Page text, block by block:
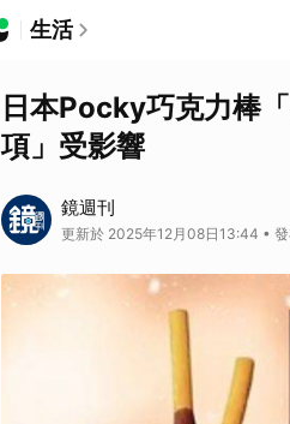
生活
日本Pocky巧克力棒
項」受影響
鏡週刊
更新於 2025年12月08日13:44 •